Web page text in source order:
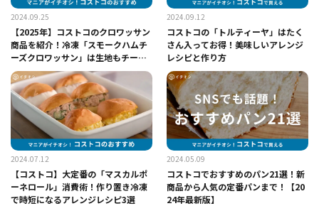
2024.09.25
【2025年】コストコのクロワッサン
商品を紹介！冷凍「スモークハムチ
ーズクロワッサン」は生地もチーズ
も香ばしい
2024.09.12
コストコの「トルティーヤ」はたく
さん入ってお得！美味しいアレンジ
レシピと作り方
2024.07.12
【コストコ】大定番の「マスカルポ
ーネロール」消費術！作り置き冷凍
で時短になるアレンジレシピ3選
2024.05.09
コストコでおすすめのパン21選！新
商品から人気の定番パンまで！【20
24年最新版】